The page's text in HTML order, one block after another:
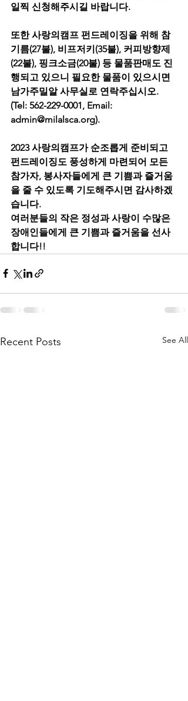
일찍 신청해주시길 바랍니다.
또한 사랑의캠프 펀드레이징을 위해 참
기름(27불), 비프저키(35불), 커피방향제
(22불), 핑크소금(20불) 등 물품판매도 진
행되고 있으니 필요한 물품이 있으시면
남가주밀알 사무실로 연락주십시오.
(Tel: 562-229-0001, Email:
admin@milalsca.org).
2023 사랑의캠프가 순조롭게 준비되고
펀드레이징도 풍성하게 마련되어 모든
참가자, 봉사자들에게 큰 기쁨과 즐거움
을 줄 수 있도록 기도해주시면 감사하겠
습니다.
여러분들의 작은 정성과 사랑이 수많은
장애인들에게 큰 기쁨과 즐거움을 선사
합니다!!
Recent Posts See All